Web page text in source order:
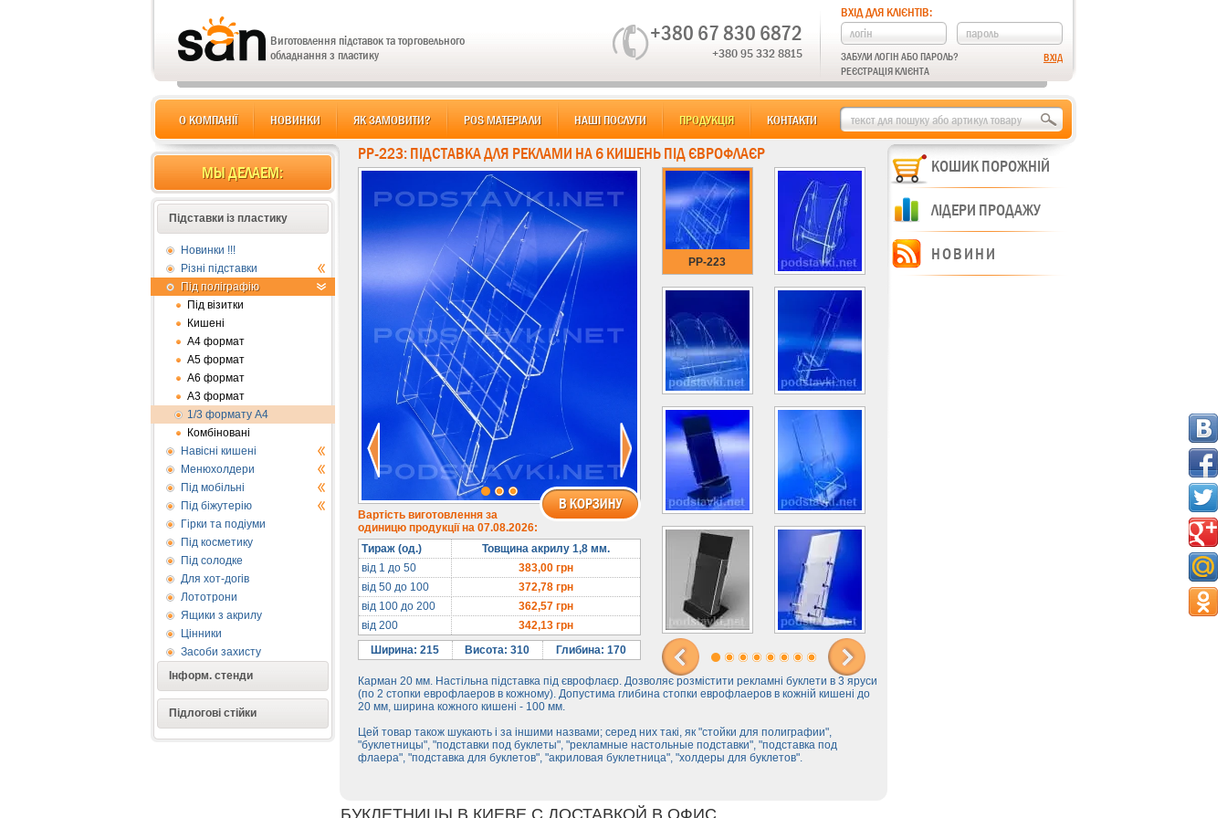
Виготовлення підставок та торговельного
обладнання з пластику
+380 67 830 6872
+380 95 332 8815
ВХІД ДЛЯ КЛІЄНТІВ:
ЗАБУЛИ ЛОГІН АБО ПАРОЛЬ?
РЕЄСТРАЦІЯ КЛІЄНТА
О КОМПАНІЇ НОВИНКИ ЯК ЗАМОВИТИ? POS МАТЕРІАЛИ НАШІ ПОСЛУГИ ПРОДУКЦІЯ КОНТАКТИ
МЫ ДЕЛАЕМ:
Підставки із пластику
Новинки !!!
Різні підставки
Під поліграфію
Під візитки
Кишені
А4 формат
А5 формат
А6 формат
А3 формат
1/3 формату А4
Комбіновані
Навісні кишені
Менюхолдери
Під мобільні
Під біжутерію
Гірки та подіуми
Під косметику
Під солодке
Для хот-догів
Лототрони
Ящики з акрилу
Цінники
Засоби захисту
Інформ. стенди
Підлогові стійки
БУКЛЕТНИЦЫ В КИЕВЕ С ДОСТАВКОЙ В ОФИС.
PP-223: ПІДСТАВКА ДЛЯ РЕКЛАМИ НА 6 КИШЕНЬ ПІД ЄВРОФЛАЄР
Вартість виготовлення за
одиницю продукції на 07.08.2026:
Тираж (од.)
Товщина акрилу 1,8 мм.
від 1 до 50
383,00грн
від 50 до 100
372,78грн
від 100 до 200
362,57грн
від 200
342,13грн
Ширина: 215
Висота: 310 Глибина: 170
Карман 20 мм. Настільна підставка під єврофлаєр. Дозволяє розмістити рекламні буклети в 3 яруси
(по 2 стопки еврофлаеров в кожному). Допустима глибина стопки еврофлаеров в кожній кишені до
20 мм, ширина кожного кишені - 100 мм.
Цей товар також шукають і за іншими назвами; серед них такі, як "стойки для полиграфии",
"буклетницы", "подставки под буклеты", "рекламные настольные подставки", "подставка под
флаера", "подставка для буклетов", "акриловая буклетница", "холдеры для буклетов".
PP-223
КОШИК ПОРОЖНІЙ
ЛІДЕРИ ПРОДАЖУ
НОВИНИ